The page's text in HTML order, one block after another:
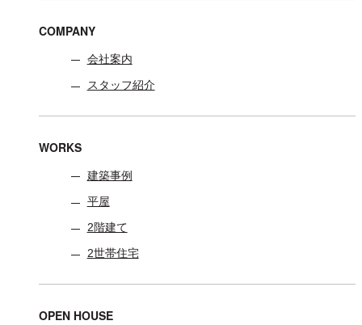
COMPANY
会社案内
スタッフ紹介
WORKS
建築事例
平屋
2階建て
2世帯住宅
OPEN HOUSE